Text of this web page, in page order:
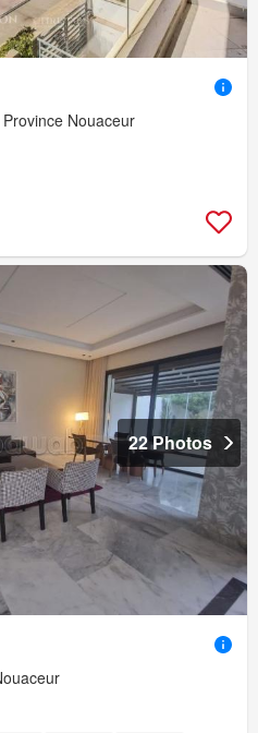
Nouaceur
22 Photos